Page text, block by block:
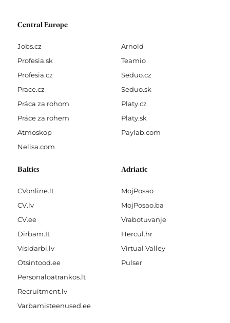
Central Europe
Jobs.cz
Profesia.sk
Profesia.cz
Prace.cz
Práca za rohom
Práce za rohem
Atmoskop
Nelisa.com
Arnold
Teamio
Seduo.cz
Seduo.sk
Platy.cz
Platy.sk
Paylab.com
Baltics
CVonline.lt
CV.lv
CV.ee
Dirbam.It
Visidarbi.lv
Otsintood.ee
Personaloatrankos.lt
Recruitment.lv
Varbamisteenused.ee
Adriatic
MojPosao
MojPosao.ba
Vrabotuvanje
Hercul.hr
Virtual Valley
Pulser